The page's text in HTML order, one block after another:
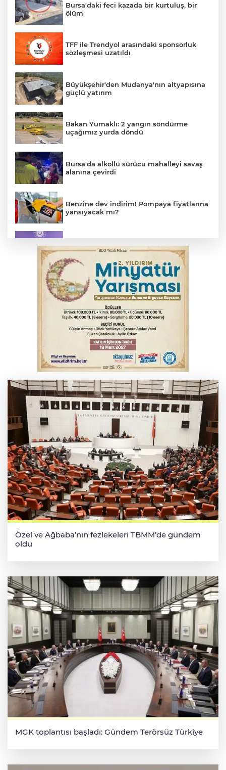
Bursa'daki feci kazada bir kurtuluş, bir
ölüm
TFF ile Trendyol arasındaki sponsorluk
sözleşmesi uzatıldı
Büyükşehir'den Mudanya'nın altyapısına
güçlü yatırım
Bakan Yumaklı: 2 yangın söndürme
uçağımız yurda döndü
Bursa'da alkollü sürücü mahalleyi savaş
alanına çevirdi
Benzine dev indirim! Pompaya fiyatlarına
yansıyacak mı?
milletimize hayırlı olsun
Serbest piyasada döviz fiyatları
Osmangazi’de kaldırım işgaline geçit yok
Serbest piyasada altın fiyatları...
Özel ve Ağbaba’nın fezlekeleri TBMM’de gündem
oldu
MGK toplantısı başladı: Gündem Terörsüz Türkiye